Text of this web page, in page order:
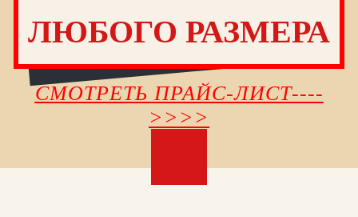
ЛЮБОГО РАЗМЕРА
СМОТРЕТЬ ПРАЙС-ЛИСТ----
>>>>